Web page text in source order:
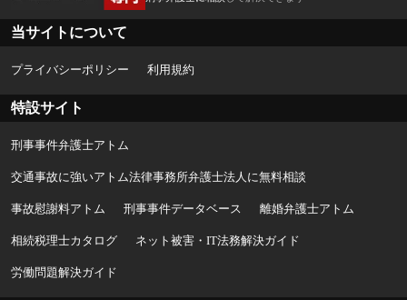
当サイトについて
プライバシーポリシー 利用規約
特設サイト
刑事事件弁護士アトム
交通事故に強いアトム法律事務所弁護士法人に無料相談
事故慰謝料アトム 刑事事件データベース 離婚弁護士アトム
相続税理士カタログ ネット被害・IT法務解決ガイド
労働問題解決ガイド